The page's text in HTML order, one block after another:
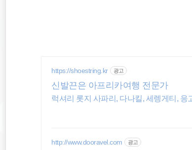
https://shoestring.kr 광고
신발끈은 아프리카여행 전문가
럭셔리 롯지 사파리, 다나킬, 세렝게티,
http://www.dooravel.com 광고
필리핀
동남아시아